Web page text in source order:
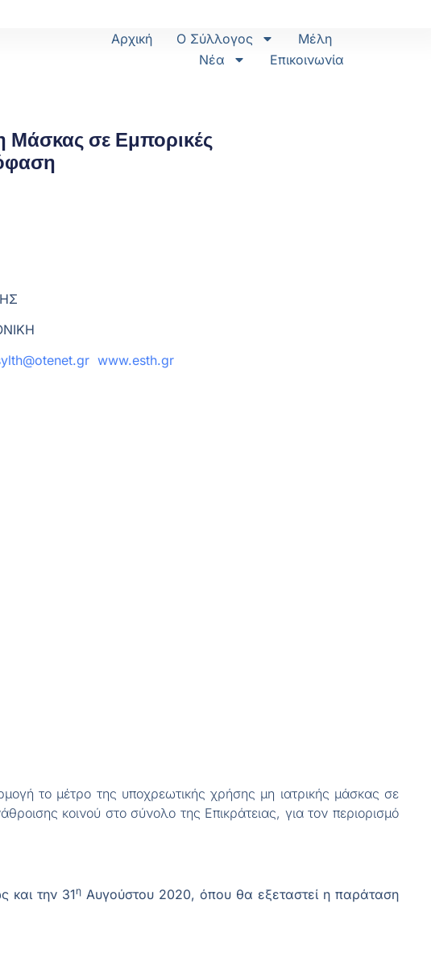
Αρχική
Ο Σύλλογος
Μέλη
Νέα
Επικοινωνία
σε Εμπορικές
www.esth.gr
το μέτρο της υποχρεωτικής χρήσης μη ιατρικής μάσκας σε
κοινού στο σύνολο της Επικράτειας, για τον περιορισμό
και την 31 η Αυγούστου 2020, όπου θα εξεταστεί η παράταση